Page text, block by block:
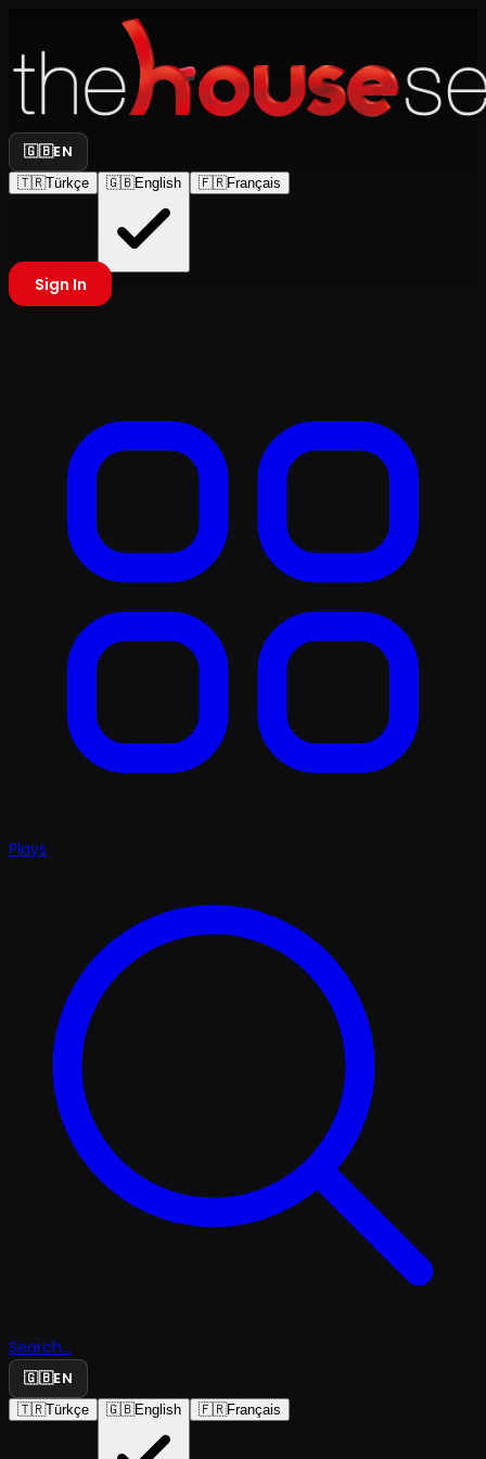
🇬🇧EN
🇹🇷Türkçe 🇬🇧English 🇫🇷Français
Sign In
Plays
Search...
🇬🇧EN
🇹🇷Türkçe 🇬🇧English 🇫🇷Français